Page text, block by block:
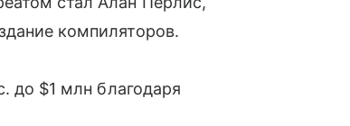
компиляторов.
до $1 млн благодаря